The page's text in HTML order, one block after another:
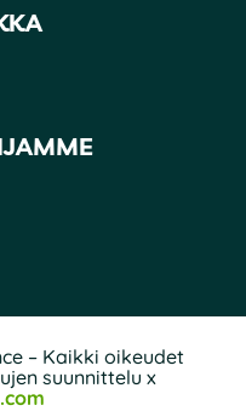
– Kaikki oikeudet
suunnittelu x